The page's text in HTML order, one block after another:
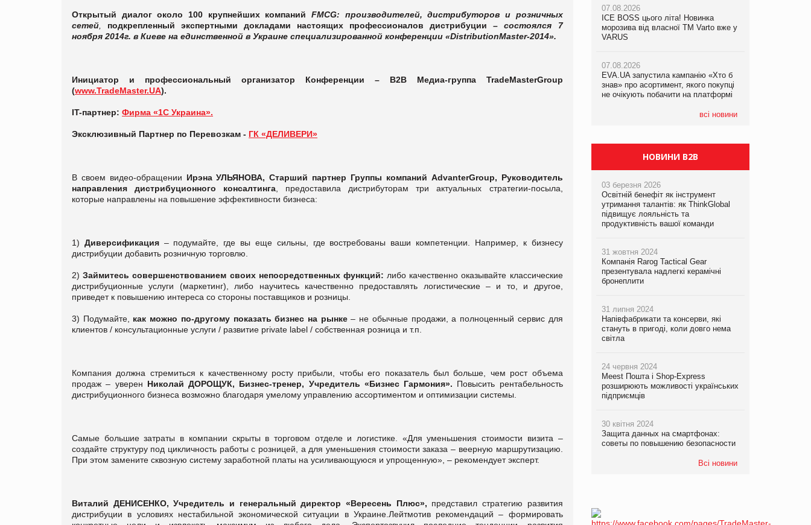
Открытый диалог около 100 крупнейших компаний FMCG: производителей, дистрибуторов и розничных
сетей
подкрепленный экспертными докладами настоящих профессионалов дистрибуции– состоялся 7
ноября 2014г. в Киеве на единственной в Украине специализированной конференции «DistributionMaster-2014».
Инициатор и профессиональный организатор Конференции – B2B Медиа-группа TradeMasterGroup
(www.TradeMaster.UA).
IT-партнер: Фирма «1С Украина».
Эксклюзивный Партнер по Перевозкам - ГК «ДЕЛИВЕРИ»
В своем видео-обращении Ирэна УЛЬЯНОВА, Старший партнер Группы компаний AdvanterGroup, Руководитель
направления дистрибуционного консалтинга , предоставила дистрибуторам три актуальных стратегии-посыла,
которые направлены на повышение эффективности бизнеса:
1) Диверсификация – подумайте, где вы еще сильны, где востребованы ваши компетенции. Например, к бизнесу
дистрибуции добавить розничную торговлю.
2)Займитесь совершенствованием своих непосредственных функций: либо качественно оказывайте классические
дистрибуционные услуги (маркетинг), либо научитесь качественно предоставлять логистические – и то, и другое,
приведет к повышению интереса со стороны поставщиков и розницы.
3) Подумайте, как можно по-другому показать бизнес на рынке– не обычные продажи, а полноценный сервис для
клиентов / консультационные услуги / развитие private label / собственная розница и т.п.
Компания должна стремиться к качественному росту прибыли, чтобы его показатель был больше, чем рост объема
продаж – уверен Николай ДОРОЩУК, Бизнес-тренер, Учредитель «Бизнес Гармония». Повысить рентабельность
дистрибуционного бизнеса возможно благодаря умелому управлению ассортиментом и оптимизации системы.
Самые большие затраты в компании скрыты в торговом отделе и логистике. «Для уменьшения стоимости визита –
создайте структуру под цикличность работы с розницей, а для уменьшения стоимости заказа – веерную маршрутизацию.
При этом замените сквозную систему заработной платы на усиливающуюся и упрощенную», – рекомендует эксперт.
Виталий ДЕНИСЕНКО, Учредитель и генеральный директор «Вересень Плюс», представил стратегию развития
дистрибуции в условиях нестабильной экономической ситуации в Украине.Лейтмотив рекомендаций – формировать
07.08.2026
ICE BOSS цього літа! Новинка
морозива від власної ТМ Varto вже у
VARUS
07.08.2026
EVA.UA запустила кампанію «Хто б
знав» про асортимент, якого покупці
не очікують побачити на платформі
всі новини
06.08.2026
Смачна новинка для хвостатих: у
VARUS з’явилися паучі Varto Paw
05.08.2026
Мережа супермаркетів VARUS купує
мережу магазинів формату
компанія налічуватиме 374 магазини
07.08.2026
Франція заборонила рекламні дзвінки
НОВИНИ B2B
03 березня 2026
Освітній бенефіт як інструмент
утримання талантів: як ThinkGlobal
підвищує лояльність та
продуктивність вашої команди
31 жовтня 2024
Компанія Rarog Tactical Gear
презентувала надлегкі керамічні
бронеплити
31 липня 2024
Напівфабрикати та консерви, які
стануть в пригоді, коли довго нема
світла
24 червня 2024
Meest Пошта і Shop-Express
розширюють можливості українських
підприємців
30 квітня 2024
Защита данных на смартфонах:
советы по повышению безопасности
Всі новини